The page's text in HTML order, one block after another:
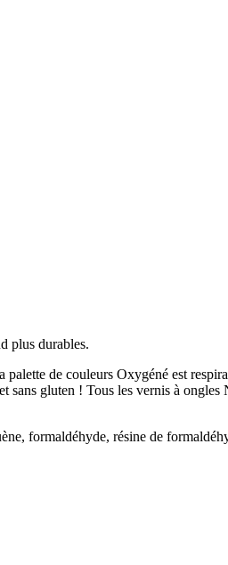
plus durables.
de couleurs Oxygéné est
gluten ! Tous les vernis à
formaldéhyde, résine de